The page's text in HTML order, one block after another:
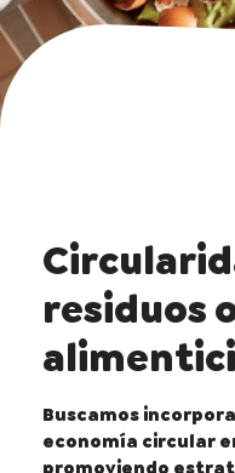
residuos
Buscamos
economía circular
promoviendo